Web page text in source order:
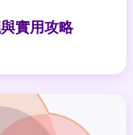
實用攻略